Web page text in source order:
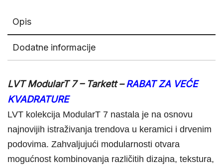
Opis
Dodatne informacije
LVT ModularT 7 – Tarkett –RABAT ZA VEĆE
KVADRATURE
LVT kolekcija ModularT 7 nastala je na osnovu
najnovijih istraživanja trendova u keramici i drvenim
podovima. Zahvaljujući modularnosti otvara
mogućnost kombinovanja različitih dizajna, tekstura,